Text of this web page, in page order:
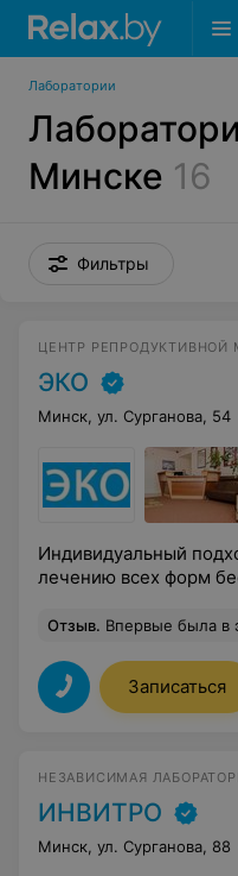
Лаборатории
Минске 16
Фильтры
ЦЕНТР РЕПРОДУКТИВНОЙ
ЭКО
Минск, ул. Сурганова, 54
Индивидуальный
лечению всех форм
Отзыв. Впервые была в этой лаборатории. Осталась
Записаться
НЕЗАВИСИМАЯ
ИНВИТРО
Минск, ул. Сурганова, 88